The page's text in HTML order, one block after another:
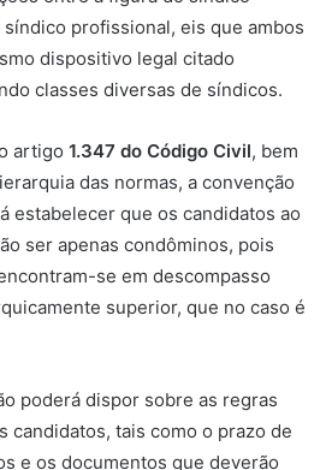
profissional, eis que ambos
dispositivo legal citado
classes diversas de síndicos.
artigo 1.347 do Código Civil, bem
das normas, a convenção
estabelecer que os candidatos ao
ser apenas condôminos, pois
se em descompasso
superior, que no caso é
poderá dispor sobre as regras
candidatos, tais como o prazo de
e os documentos que deverão